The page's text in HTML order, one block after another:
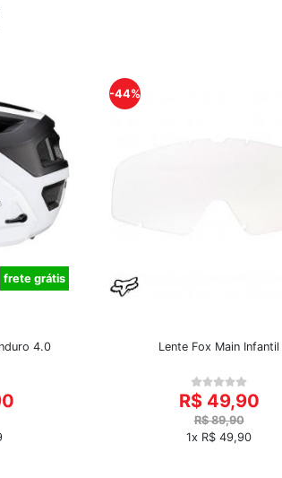
frete grátis
4.0
-44%
Lente Fox Main Infantil
R$ 49,90
R$ 89,90
1x R$ 49,90